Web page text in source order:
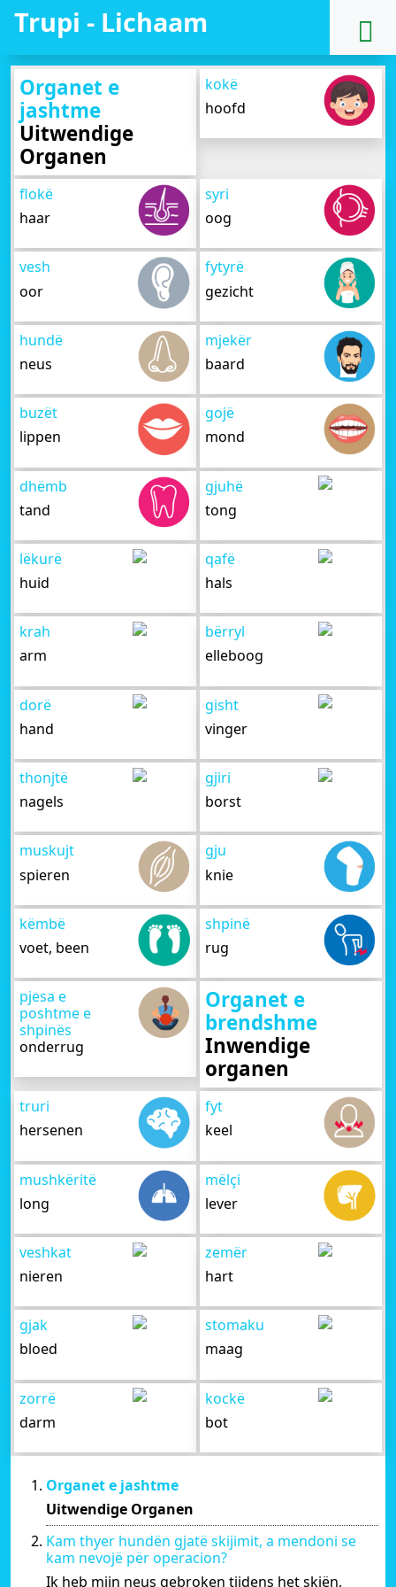
Trupi - Lichaam
Organet e
jashtme
Uitwendige
Organen
kokë
hoofd
flokë
haar
syri
oog
vesh
oor
fytyrë
gezicht
hundë
neus
mjekër
baard
buzët
lippen
gojë
mond
dhëmb
tand
gjuhë
tong
lëkurë
huid
qafë
hals
krah
arm
bërryl
elleboog
dorë
hand
gisht
vinger
thonjtë
nagels
gjiri
borst
muskujt
spieren
gju
knie
këmbë
voet, been
shpinë
rug
pjesa e
poshtme e
shpinës
onderrug
Organet e
brendshme
Inwendige
organen
truri
hersenen
fyt
keel
mushkëritë
long
mëlçi
lever
veshkat
nieren
zemër
hart
gjak
bloed
stomaku
maag
zorrë
darm
kockë
bot
Organet e jashtme
Uitwendige Organen
Kam thyer hundën gjatë skijimit, a mendoni se
kam nevojë për operacion?
Ik heb mijn neus gebroken tijdens het skiën,